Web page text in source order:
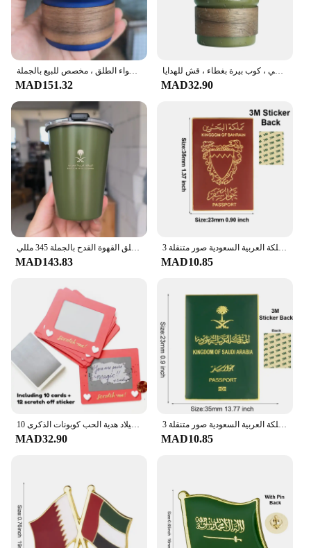
كوب من الفولاذ المقاوم للصدأ من الهلال ، كوب بيرة بغطاء ، كوب قهوة للتخييم في الهواء الطلق ، مخصص للبيع بالجملة ،
MAD151.32
كوب قهوة بشعار المملكة العربية السعودية ، فولاذ مقاوم للصدأ ، كوب ماء ، تخييم خارجي ، كوب بيرة بغطاء ، قش للهدايا ،
MAD32.90
المملكة العربية السعودية شعار مع غطاء غطاء 304 الفولاذ المقاوم للصدأ الشاي القدح التخييم في الهواء الطلق القهوة القدح بالجملة 345 مللي
MAD143.83
المملكة العربية السعودية صور متنقلة 3M ملصق شارة معدنية دبوس دبابيس دبابيس
MAD10.85
10 قطعة خدش بطاقات عيد ميلاد هدية الحب كوبونات الذكرى DIY بها بنفسك هدية لها عيد الحب تذاكر الحب ملاحظة لعبة بطاقات
MAD32.90
المملكة العربية السعودية صور متنقلة 3M ملصق شارة معدنية دبوس دبابيس دبابيس
MAD10.85